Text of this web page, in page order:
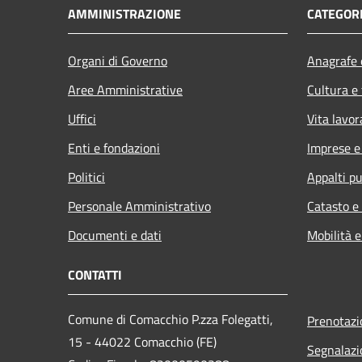
AMMINISTRAZIONE
Organi di Governo
Aree Amministrative
Uffici
Enti e fondazioni
Politici
Personale Amministrativo
Documenti e dati
Cultura
Vita
Imprese
Appalti
Catasto
Mobilità
CONTATTI
Comune di Comacchio P.zza Folegatti,
15 - 44022 Comacchio (FE)